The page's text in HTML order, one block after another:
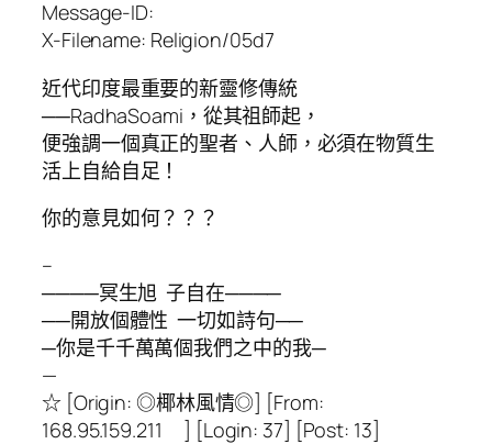
Message-ID:
X-Filename: Religion/05d7
近代印度最重要的新靈修傳統
──RadhaSoami，從其祖師起，
便強調一個真正的聖者、人師，必須在物質生
活上自給自足！
你的意見如何？？？
–
────冥生旭 子自在────
──開放個體性 一切如詩句──
─你是千千萬萬個我們之中的我─
—
☆ [Origin: ◎椰林風情◎] [From:
168.95.159.211 ] [Login: 37] [Post: 13]